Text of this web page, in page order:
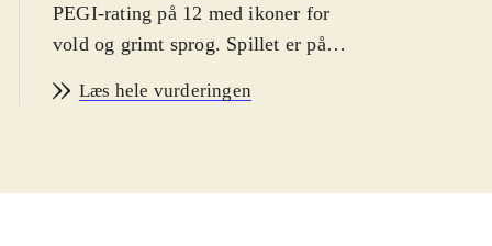
PEGI-rating på 12 med ikoner for
vold og grimt sprog. Spillet er på
Spillet foregår hovedsagelig i det
ufo'er, kæmpebiblioteker, piratskibe
Læs hele vurderingen